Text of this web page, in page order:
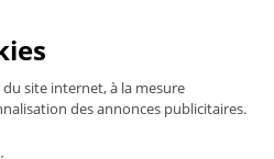
pode recorrer ao CIMAAL
de Conflitos de Consumo do Algarve
-